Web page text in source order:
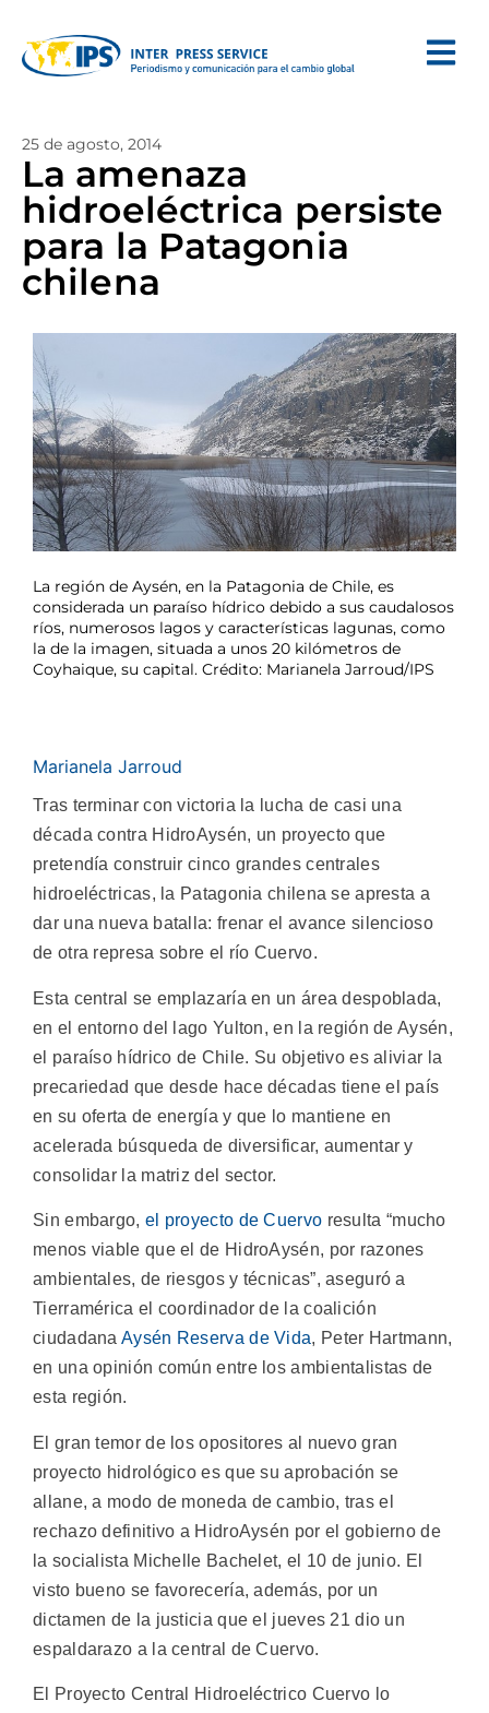
25 de agosto, 2014
La amenaza
hidroeléctrica persiste
para la Patagonia
chilena
La región de Aysén, en la Patagonia de Chile, es
considerada un paraíso hídrico debido a sus caudalosos
ríos, numerosos lagos y características lagunas, como
la de la imagen, situada a unos 20 kilómetros de
Coyhaique, su capital. Crédito: Marianela Jarroud/IPS
Marianela Jarroud
Tras terminar con victoria la lucha de casi una
década contra HidroAysén, un proyecto que
pretendía construir cinco grandes centrales
hidroeléctricas, la Patagonia chilena se apresta a
dar una nueva batalla: frenar el avance silencioso
de otra represa sobre el río Cuervo.
Esta central se emplazaría en un área despoblada,
en el entorno del lago Yulton, en la región de Aysén,
el paraíso hídrico de Chile. Su objetivo es aliviar la
precariedad que desde hace décadas tiene el país
en su oferta de energía y que lo mantiene en
acelerada búsqueda de diversificar, aumentar y
consolidar la matriz del sector.
Sin embargo, el proyecto de Cuervo resulta “mucho
menos viable que el de HidroAysén, por razones
ambientales, de riesgos y técnicas”, aseguró a
Tierramérica el coordinador de la coalición
ciudadanaAysén Reserva de Vida, Peter Hartmann,
en una opinión común entre los ambientalistas de
esta región.
El gran temor de los opositores al nuevo gran
proyecto hidrológico es que su aprobación se
allane, a modo de moneda de cambio, tras el
rechazo definitivo a HidroAysén por el gobierno de
la socialista Michelle Bachelet, el 10 de junio. El
visto bueno se favorecería, además, por un
dictamen de la justicia que el jueves 21 dio un
espaldarazo a la central de Cuervo.
El Proyecto Central Hidroeléctrico Cuervo lo